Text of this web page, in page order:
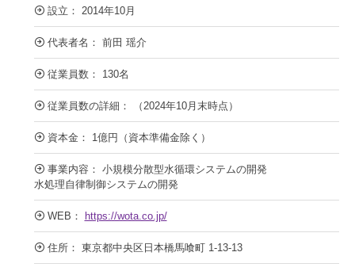
設立： 2014年10月
代表者名： 前田 瑶介
従業員数： 130名
従業員数の詳細： （2024年10月末時点）
資本金： 1億円（資本準備金除く）
事業内容： 小規模分散型水循環システムの開発
水処理自律制御システムの開発
WEB： https://wota.co.jp/
住所： 東京都中央区日本橋馬喰町 1-13-13